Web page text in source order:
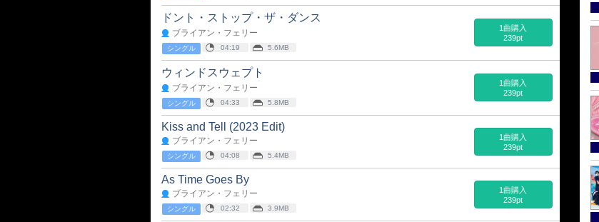
ドント・ストップ・ザ・ダンス
ブライアン・フェリー
シングル 04:19 5.6MB
1曲購入
239pt
ウィンドスウェプト
ブライアン・フェリー
シングル 04:33 5.8MB
1曲購入
239pt
Kiss and Tell (2023 Edit)
ブライアン・フェリー
シングル 04:08 5.4MB
1曲購入
239pt
As Time Goes By
ブライアン・フェリー
シングル 02:32 3.9MB
1曲購入
239pt